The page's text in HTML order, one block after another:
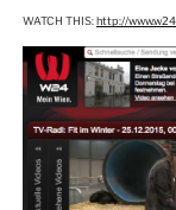
WATCH THIS:http://